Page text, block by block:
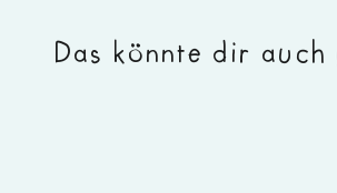
Das könnte dir auch